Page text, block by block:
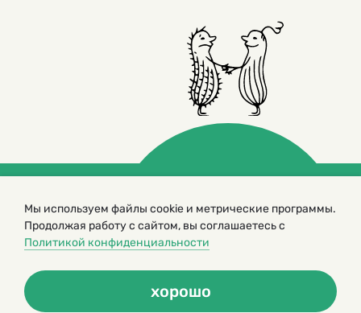
© 2000 – 2026. Кукумбер. Литературный иллюстрированный
журнал для детей
Копирование материалов возможно только с разрешения редакторов
сайта
Политика конфиденциальности
Мы используем файлы cookie и метрические программы.
Продолжая работу с сайтом, вы соглашаетесь с
Политикой конфиденциальности
хорошо